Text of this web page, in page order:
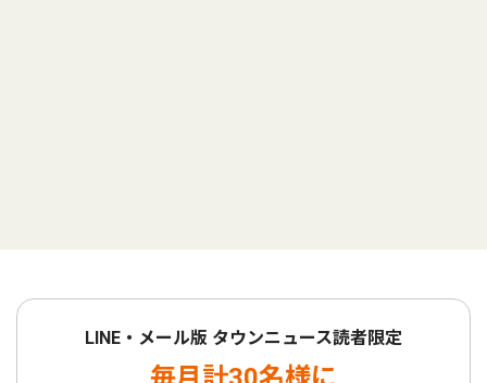
LINE・メール版 タウンニュース読者限定